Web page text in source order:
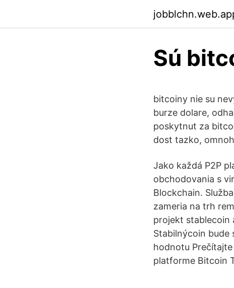
Sú
bitcoiny nie su
burze dolare,
poskytnut za
dost tazko,
Jako každá P2P
obchodovania s
Blockchain.
zameria na trh
projekt stablecoin
Stabilnýcoin
hodnotu
platforme Bitcoin